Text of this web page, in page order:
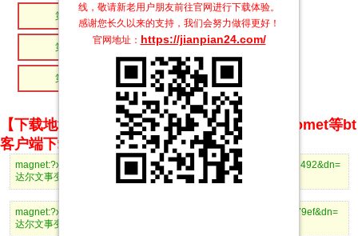
线，敬请新老用户朋友前往官网进行下载体验。
感谢您长久以来的支持，我们会努力做得更好！
官网地址： https://jianpian24.com/
第5集 第4集
第3集 第2集
第1集
【下载地址】magnet推荐使用utorrent、BitComet等bt
客户端下载
magnet:?xt=urn:btih:ac9e7f55f646e1d0ab18c9ce345cdbc7b9961492&dn=
达尔文事变12.mp4
magnet:?xt=urn:btih:d0fd67725d52a92deac1c0cb7b08c2fead8e79ef&dn=
达尔文事变11.mp4